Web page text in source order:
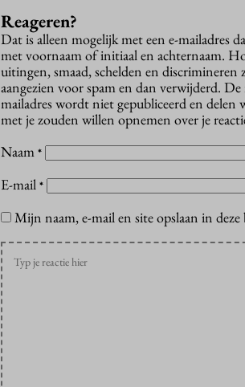
Reageren?
Dat is alleen mogelijk met een e-mailadres
met voornaam of initiaal en achternaam.
uitingen, smaad, schelden en discrimineren
aangezien voor spam en dan verwijderd.
mailadres wordt niet gepubliceerd en delen
met je zouden willen opnemen over je
Naam *
E-mail *
Mijn naam, e-mail en site opslaan in